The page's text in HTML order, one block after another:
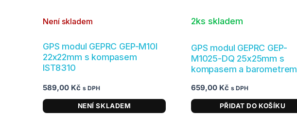
Není skladem
GPS modul GEPRC GEP-M10I
22x22mm s kompasem
IST8310
589,00 Kč s DPH
NENÍ SKLADEM
2ks skladem
GPS modul GEPRC GEP-
M1025-DQ 25x25mm s
kompasem a barometrem
659,00 Kč s DPH
PŘIDAT DO KOŠÍKU